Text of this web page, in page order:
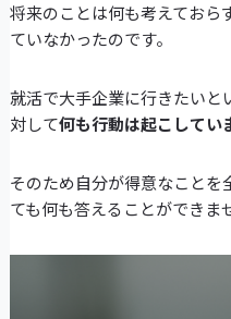
将来のことは何も考えておら
ていなかったのです。
就活で大手企業に行きたいと
対して何も行動は起こしてい
そのため自分が得意なこと
ても何も答えることができま